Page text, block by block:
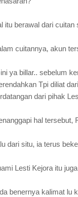
itu berawal dari cuitan
cuitannya, akun
ya billar.. sebelum
Tpi diliat
dari pihak
hal tersebut,
dari situ, ia terus
Lesti Kejora itu
benernya kalimat lu